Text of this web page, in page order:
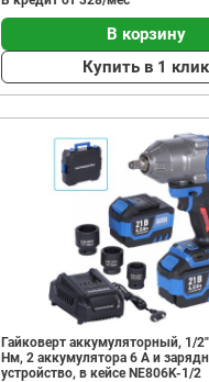
В корзину
Купить в 1 клик
Гайковерт аккумуляторный, 1/
Нм, 2 аккумулятора 6 A и
устройство, в кейсе NE806K-1/2